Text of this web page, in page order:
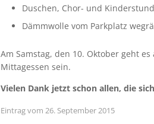
Duschen, Chor- und
Dämmwolle vom Parkplatz
Am Samstag, den 10. Oktober geht
Mittagessen sein.
Vielen Dank jetzt schon allen, die
Eintrag vom 26. September 2015